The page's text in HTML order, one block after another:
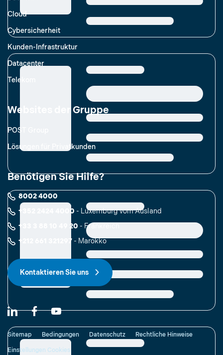
Cloud
Cybersicherheit
Kunden-Infrastruktur
Datacenter
Telekom
Websites der Gruppe
POST Group
Lösungen für Privatkunden
Benötigen Sie Hilfe?
8002 4000
+352 2424 4000 - Luxemburg vom Ausland
+33 3 88 10 49 20 - Frankreich
+212 661 321297 - Marokko
Kontaktieren Sie uns
Sitemap Bedingungen Datenschutz Rechtliche Hinweise
Einstellungen Cookies